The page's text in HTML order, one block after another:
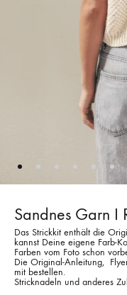
Sandnes Garn I
Das Strickkit enthält die
kannst Deine eigene Farb-
Farben vom Foto schon
Die Original-Anleitung,
mit bestellen.
Stricknadeln und anderes